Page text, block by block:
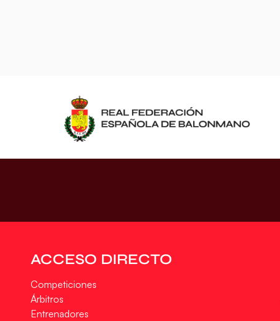
ACCESO DIRECTO
Competiciones
Árbitros
Entrenadores